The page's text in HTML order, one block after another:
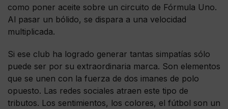
como poner aceite sobre un circuito de Fórmula Uno.
Al pasar un bólido, se dispara a una velocidad
multiplicada.
Si ese club ha logrado generar tantas simpatías sólo
puede ser por su extraordinaria marca. Son elementos
que se unen con la fuerza de dos imanes de polo
opuesto. Las redes sociales atraen este tipo de
tributos. Los sentimientos, los colores, el fútbol son un